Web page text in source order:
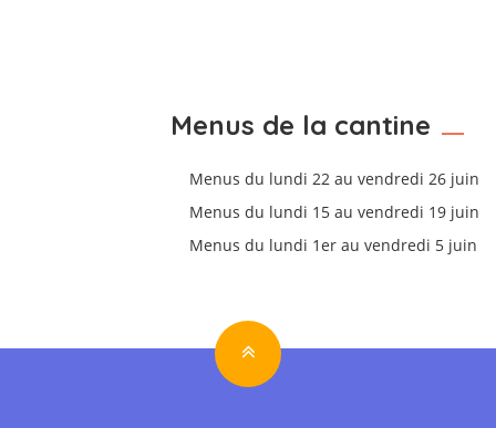
Menus de la cantine
Menus du lundi 22 au vendredi 26 juin
Menus du lundi 15 au vendredi 19 juin
Menus du lundi 1er au vendredi 5 juin